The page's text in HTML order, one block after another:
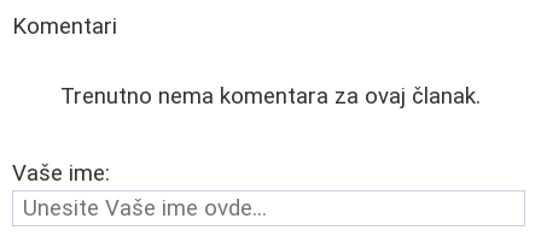
Komentari
Trenutno nema komentara za ovaj članak.
Vaše ime: